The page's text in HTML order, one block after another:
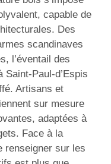
capable de
Des
scandinaves
l’éventail des
Paul-d’Espis
Artisans et
sur mesure
adaptées à
Face à la
renseigner sur les